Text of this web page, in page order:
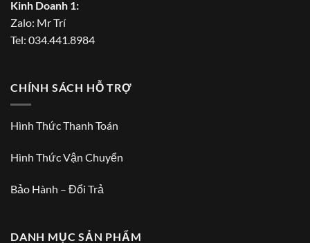
Kinh Doanh 1:
Zalo: Mr Trí
Tel: 034.441.8984
CHÍNH SÁCH HỖ TRỢ
Hình Thức Thanh Toán
Hình Thức Vận Chuyển
Bảo Hành – Đổi Trả
DANH MỤC SẢN PHẨM